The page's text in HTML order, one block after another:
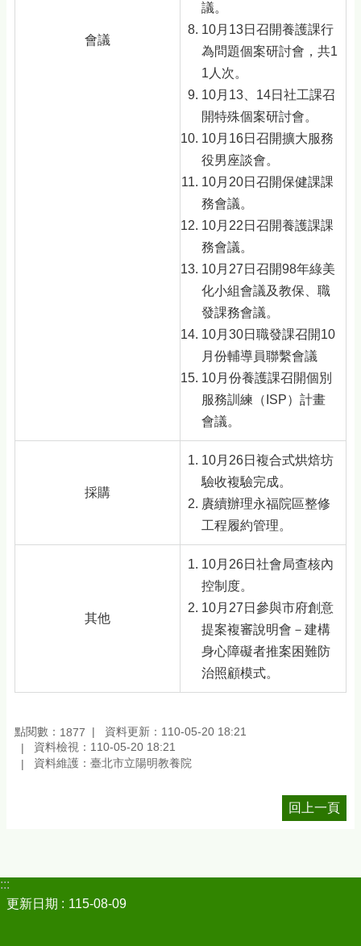
會議
議。
10月13日召開養護課行
為問題個案研討會，共1
1人次。
10月13、14日社工課召
開特殊個案研討會。
10月16日召開擴大服務
役男座談會。
10月20日召開保健課課
務會議。
10月22日召開養護課課
務會議。
10月27日召開98年綠美
化小組會議及教保、職
發課務會議。
10月30日職發課召開10
月份輔導員聯繫會議
10月份養護課召開個別
服務訓練（ISP）計畫
會議。
採購
10月26日複合式烘焙坊
驗收複驗完成。
賡續辦理永福院區整修
工程履約管理。
其他
10月26日社會局查核內
控制度。
10月27日參與市府創意
提案複審說明會－建構
身心障礙者推案困難防
治照顧模式。
點閱數： 1877
資料更新：110-05-20 18:21
資料檢視：110-05-20 18:21
資料維護：臺北市立陽明教養院
回上一頁
:::
更新日期
115-08-09